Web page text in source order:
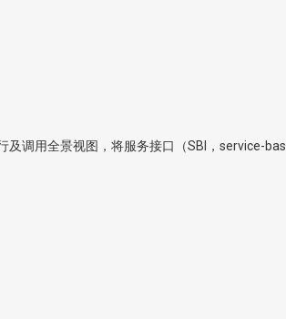
调用全景视图，将服务接口（SBI，service-